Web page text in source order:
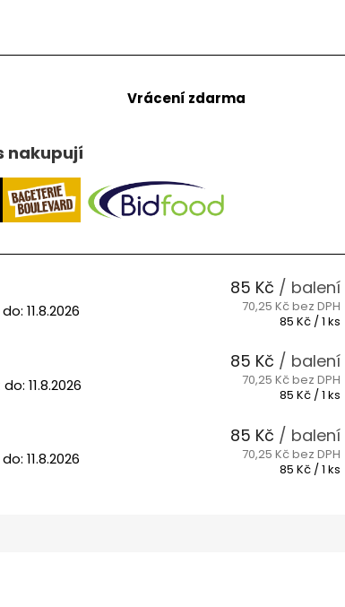
Vrácení zdarma
nakupují
11.8.2026
85 Kč / balení
70,25 Kč bez DPH
Měrná
85 Kč / 1 ks
11.8.2026
85 Kč / balení
70,25 Kč bez DPH
Měrná
85 Kč / 1 ks
11.8.2026
85 Kč / balení
70,25 Kč bez DPH
Měrná
85 Kč / 1 ks